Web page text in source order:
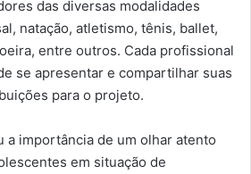
das diversas modalidades
natação, atletismo, tênis, ballet,
entre outros. Cada profissional
se apresentar e compartilhar suas
para o projeto.
a importância de um olhar atento
em situação de